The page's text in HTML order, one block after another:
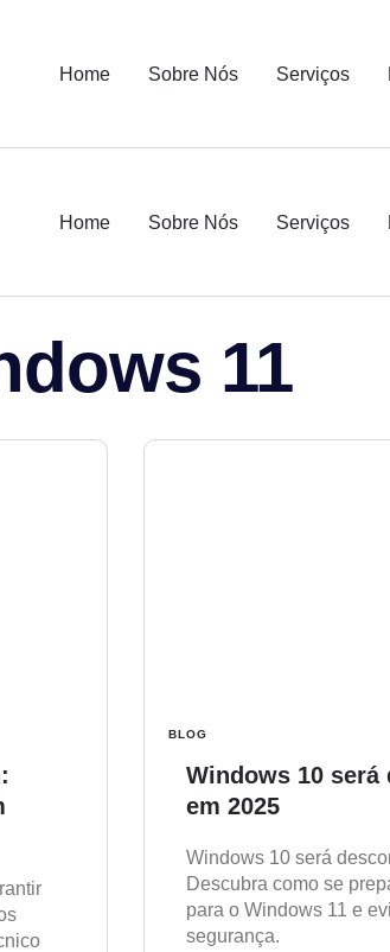
Home Sobre Nós Serviços
Home Sobre Nós Serviços
11
BLOG
Windows 10 será
em 2025
Windows 10 será
Descubra como se
para o Windows 11 e
segurança.